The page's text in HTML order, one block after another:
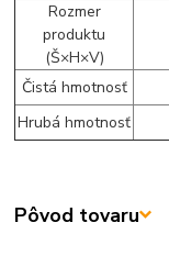
Rozmer
produktu
(Š×H×V)
Čistá hmotnosť
Hrubá hmotnosť
Pôvod tovaru